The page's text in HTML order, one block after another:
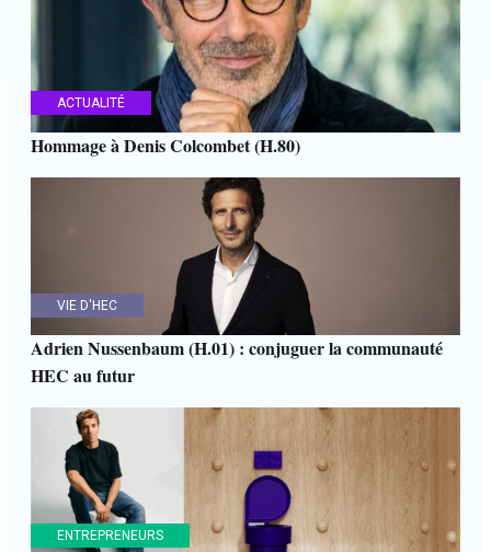
ACTUALITÉ
Hommage à Denis Colcombet (H.80)
VIE D'HEC
Adrien Nussenbaum (H.01) : conjuguer la communauté
HEC au futur
ENTREPRENEURS